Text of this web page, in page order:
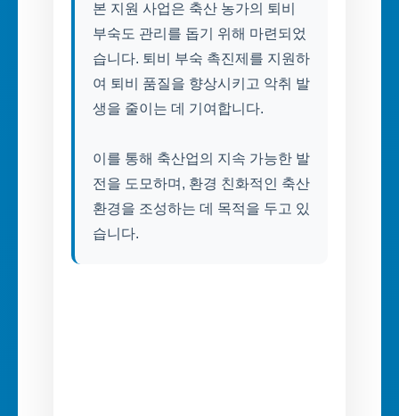
본 지원 사업은 축산 농가의 퇴비
부숙도 관리를 돕기 위해 마련되었
습니다. 퇴비 부숙 촉진제를 지원하
여 퇴비 품질을 향상시키고 악취 발
생을 줄이는 데 기여합니다.
이를 통해 축산업의 지속 가능한 발
전을 도모하며, 환경 친화적인 축산
환경을 조성하는 데 목적을 두고 있
습니다.